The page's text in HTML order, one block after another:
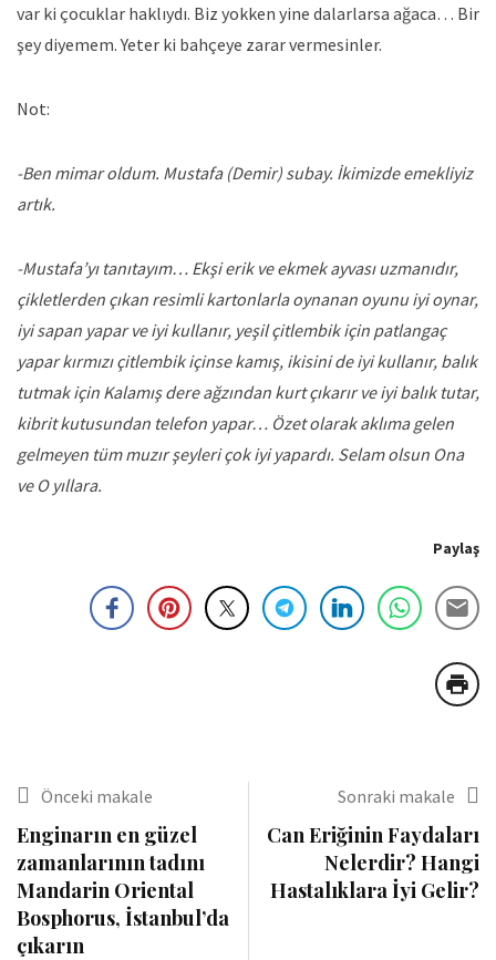
var ki çocuklar haklıydı. Biz yokken yine dalarlarsa ağaca… Bir
şey diyemem. Yeter ki bahçeye zarar vermesinler.
Not:
-Ben mimar oldum. Mustafa (Demir) subay. İkimizde emekliyiz
artık.
-Mustafa’yı tanıtayım… Ekşi erik ve ekmek ayvası uzmanıdır,
çikletlerden çıkan resimli kartonlarla oynanan oyunu iyi oynar,
iyi sapan yapar ve iyi kullanır, yeşil çitlembik için patlangaç
yapar kırmızı çitlembik içinse kamış, ikisini de iyi kullanır, balık
tutmak için Kalamış dere ağzından kurt çıkarır ve iyi balık tutar,
kibrit kutusundan telefon yapar… Özet olarak aklıma gelen
gelmeyen tüm muzır şeyleri çok iyi yapardı. Selam olsun Ona
ve O yıllara.
Paylaş
Önceki makale
Enginarın en güzel
zamanlarının tadını
Mandarin Oriental
Bosphorus, İstanbul’da
çıkarın
Sonraki makale
Can Eriğinin Faydaları
Nelerdir? Hangi
Hastalıklara İyi Gelir?